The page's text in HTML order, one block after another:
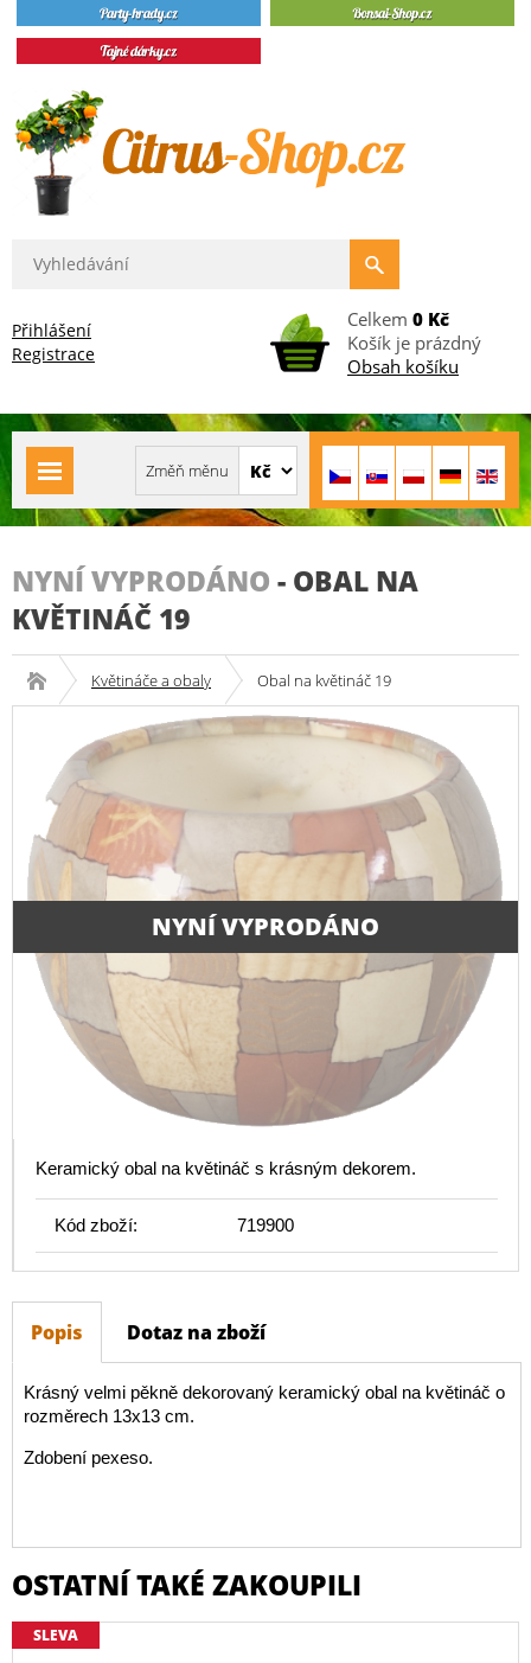
Přihlášení
Registrace
Celkem 0 Kč
Košík je prázdný
Obsah košíku
NYNÍ VYPRODÁNO - OBAL NA
KVĚTINÁČ 19
Květináče a obaly Obal na květináč 19
NYNÍ VYPRODÁNO
Keramický obal na květináč s krásným dekorem.
Kód zboží: 719900
Popis Dotaz na zboží
Krásný velmi pěkně dekorovaný keramický obal na květináč o
rozměrech 13x13 cm.
Zdobení pexeso.
OSTATNÍ TAKÉ ZAKOUPILI
SLEVA